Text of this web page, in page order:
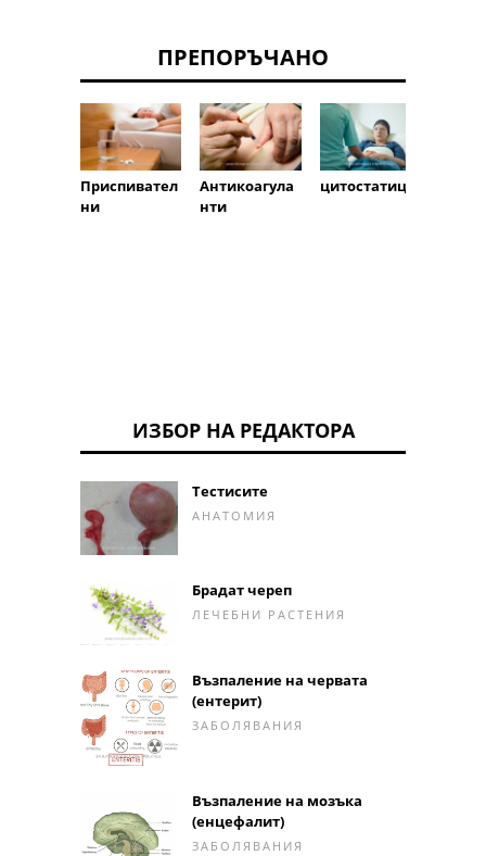
ПРЕПОРЪЧАНО
Приспивател
ни
Антикоагула
нти
цитостатици
ИЗБОР НА РЕДАКТОРА
Тестисите
АНАТОМИЯ
Брадат череп
ЛЕЧЕБНИ РАСТЕНИЯ
Възпаление на червата
(ентерит)
ЗАБОЛЯВАНИЯ
Възпаление на мозъка
(енцефалит)
ЗАБОЛЯВАНИЯ